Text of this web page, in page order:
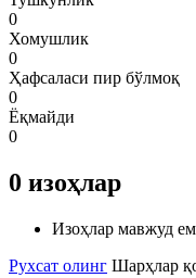
0
Хомушлик
0
Ҳафсаласи пир бўлмоқ
0
Ёқмайди
0
0 изоҳлар
Изоҳлар мавжуд
Рухсат олинг Шарҳлар